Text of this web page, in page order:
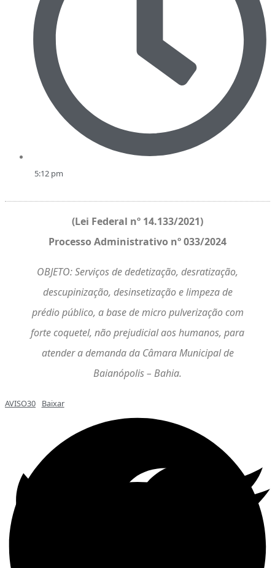
5:12 pm
(Lei Federal nº 14.133/2021)
Processo Administrativo nº 033/2024
OBJETO: Serviços de dedetização, desratização,
descupinização, desinsetização e limpeza de
prédio público, a base de micro pulverização com
forte coquetel, não prejudicial aos humanos, para
atender a demanda da Câmara Municipal de
Baianópolis – Bahia.
AVISO30 Baixar